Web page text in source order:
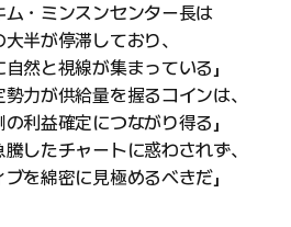
・ミンスンセンター長は
半が停滞しており、
然と視線が集まっている」
力が供給量を握るコインは、
利益確定につながり得る」
したチャートに惑わされず、
を綿密に見極めるべきだ」